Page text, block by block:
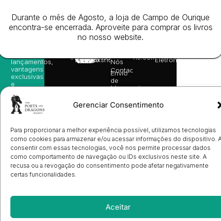
Gerenciar Consentimento
Para proporcionar a melhor experiência possível, utilizamos tecnologias
como cookies para armazenar e/ou acessar informações do dispositivo.
consentir com essas tecnologias, você nos permite processar dados
como comportamento de navegação ou IDs exclusivos neste site. A
recusa ou a revogação do consentimento pode afetar negativamente
certas funcionalidades.
Aceitar
info@poetsandragons.com
Infantil
Adulto
Bookshop
English
Autores
Eventos
Prémio
Nós
Contactos
Envio
de
Manuscritos
de
Ilustradores
Livrarias
Política
de
Cookies
Eletrónico
nossas
sugestões
de
lançamentos,
vantagens
exclusivas
e
diretamente
no seu
e-mail.
Subscrever
2026
Todos
os
Durante o mês de Agosto, a loja de Campo de Ourique
encontra-se encerrada. Aproveite para comprar os livros
no nosso website.